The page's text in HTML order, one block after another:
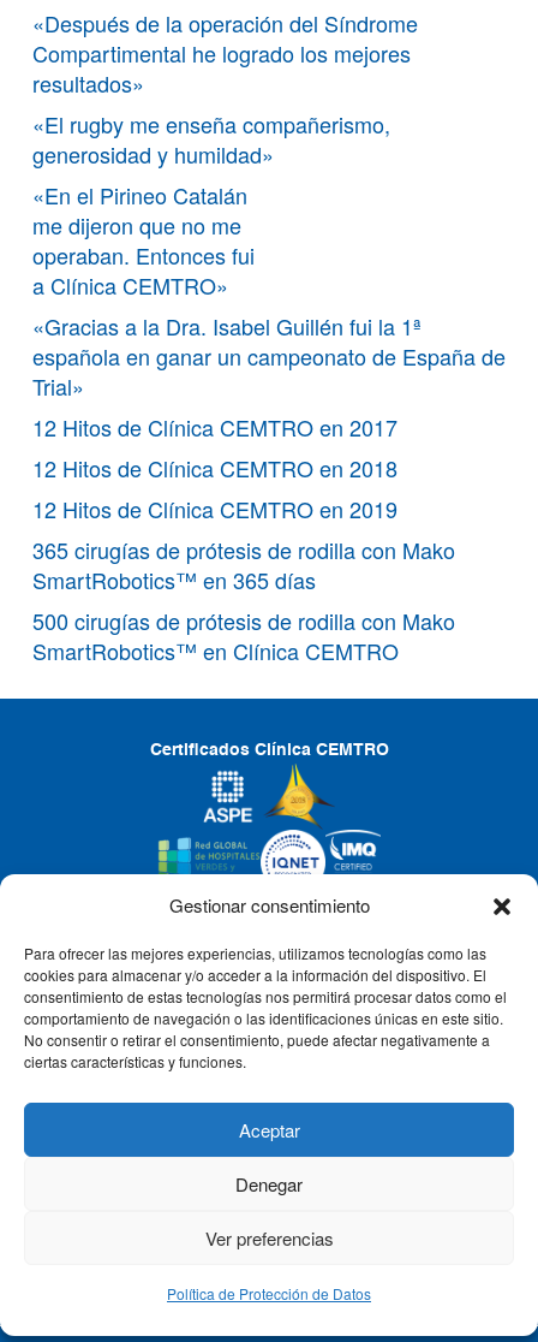
Gestionar consentimiento
Para ofrecer las mejores experiencias, utilizamos tecnologías como las
cookies para almacenar y/o acceder a la información del dispositivo. El
consentimiento de estas tecnologías nos permitirá procesar datos como el
comportamiento de navegación o las identificaciones únicas en este sitio.
No consentir o retirar el consentimiento, puede afectar negativamente a
ciertas características y funciones.
Aceptar
Denegar
Ver preferencias
Política de Protección de Datos
«Después de la operación del Síndrome
Compartimental he logrado los mejores
resultados»
«El rugby me enseña compañerismo,
generosidad y humildad»
«En el Pirineo Catalán
me dijeron que no me
operaban. Entonces fui
a Clínica CEMTRO»
«Gracias a la Dra. Isabel Guillén fui la 1ª
española en ganar un campeonato de España de
Trial»
12 Hitos de Clínica CEMTRO en 2017
12 Hitos de Clínica CEMTRO en 2018
12 Hitos de Clínica CEMTRO en 2019
365 cirugías de prótesis de rodilla con Mako
SmartRobotics™ en 365 días
500 cirugías de prótesis de rodilla con Mako
SmartRobotics™ en Clínica CEMTRO
Certificados Clínica CEMTRO
CLÍNICA CEMTRO
QUIÉNES SOMOS